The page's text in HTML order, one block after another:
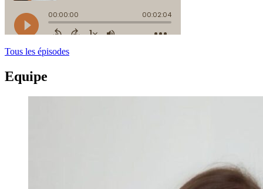
Tous les épisodes
Equipe